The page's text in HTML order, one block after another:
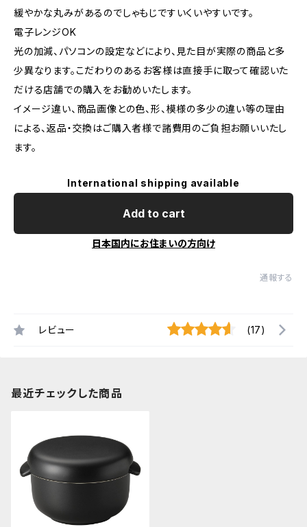
緩やかな丸みがあるのでしゃもじですいくいやすいです。
電子レンジOK
光の加減、パソコンの設定などにより、見た目が実際の商品と多
少異なります。こだわりのあるお客様は直接手に取って確認いた
だける店舗での購入をお勧めいたします。
イメージ違い、商品画像との色、形、模様の多少の違い等の理由
による、返品・交換はご購入者様で諸費用のご負担お願いいたし
ます。
International shipping available
Add to cart
日本国内にお住まいの方向け
通報する
レビュー (17)
最近チェックした商品